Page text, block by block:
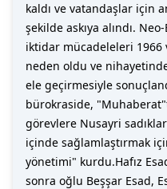
kaldı ve vatandaşlar için
şekilde askıya alındı.
iktidar mücadeleleri 1966
neden oldu ve
ele geçirmesiyle
bürokraside,
görevlere Nusayri
içinde sağlamlaştırmak
yönetimi" kurdu.Hafız
sonra oğlu Beşşar Esad,